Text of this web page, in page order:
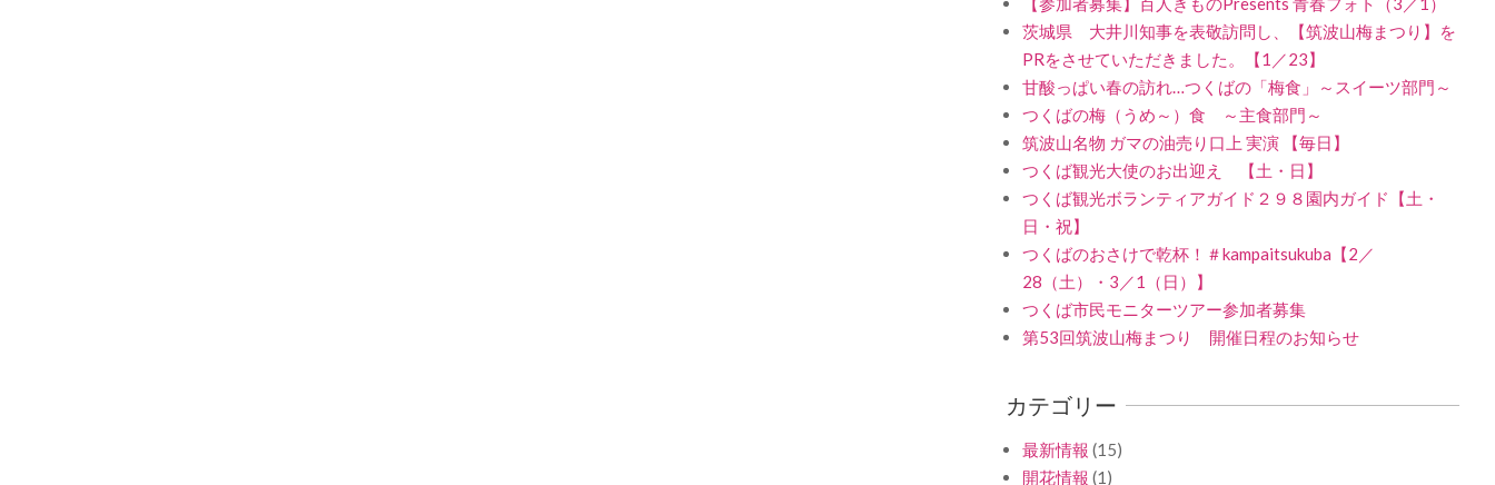
茨城県 大井川知事を表敬訪問し、【筑波山梅まつり】を
PRをさせていただきました。【1／23】
甘酸っぱい春の訪れ…つくばの「梅食」～スイーツ部門～
つくばの梅（うめ～）食 ～主食部門～
筑波山名物 ガマの油売り口上 実演 【毎日】
つくば観光大使のお出迎え 【土・日】
つくば観光ボランティアガイド２９８園内ガイド【土・
日・祝】
つくばのおさけで乾杯！＃kampaitsukuba【2／
28（土）・3／1（日）】
つくば市民モニターツアー参加者募集
第53回筑波山梅まつり 開催日程のお知らせ
カテゴリー
最新情報 (15)
開花情報 (1)